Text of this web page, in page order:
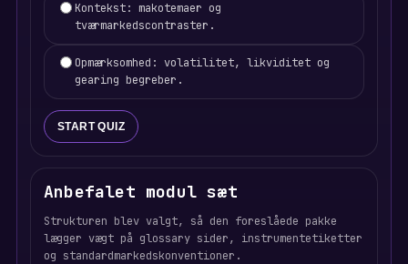
Kontekst: makotemaer og
tværmarkedscontraster.
Opmærksomhed: volatilitet, likviditet og
gearing begreber.
START QUIZ
Anbefalet modul sæt
Strukturen blev valgt, så den foreslåede pakke
lægger vægt på glossary sider, instrumentetiketter
og standardmarkedskonventioner.